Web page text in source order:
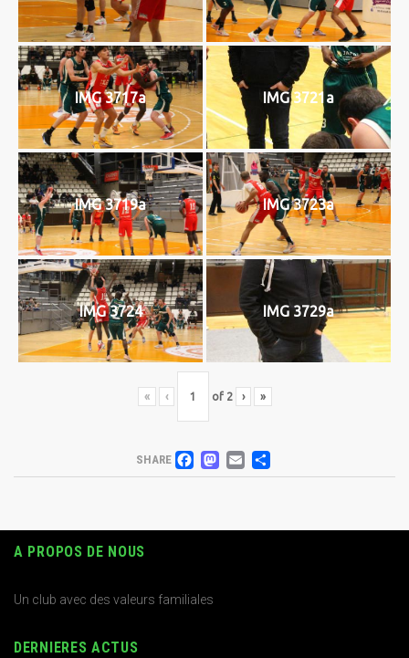
IMG 3717a IMG 3721a
IMG 3719a IMG 3723a
IMG 3724 IMG 3729a
« ‹ of 2 › »
SHARE FACEBOOK
MASTODON
EMAIL
PARTAGER
A PROPOS DE NOUS
Un club avec des valeurs familiales
DERNIERES ACTUS